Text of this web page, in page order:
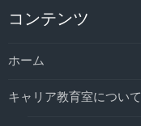
コンテンツ
ホーム
キャリア教育室について